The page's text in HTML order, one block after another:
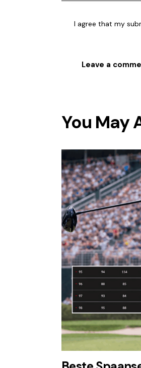
I agree that my
You May